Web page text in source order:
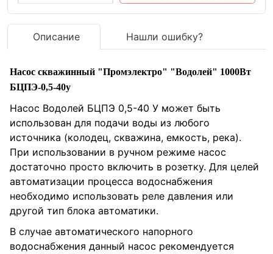
Описание Нашли ошибку?
Насос скважинный "Промэлектро" "Водолей" 1000Вт
БЦПЭ-0,5-40у
Насос Водолей БЦПЭ 0,5-40 У может быть
использован для подачи воды из любого
источника (колодец, скважина, емкость, река).
При использовании в ручном режиме насос
достаточно просто включить в розетку. Для целей
автоматизации процесса водоснабжения
необходимо использовать реле давления или
другой тип блока автоматики.
В случае автоматического напорного
водоснабжения данный насос рекомендуется